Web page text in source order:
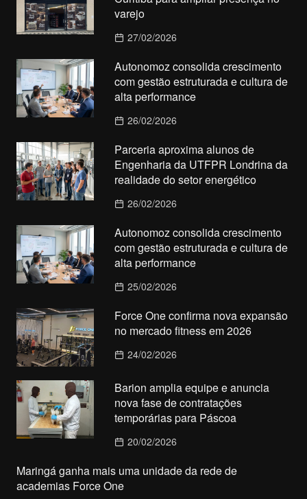
varejo
27/02/2026
Autonomoz consolida crescimento
com gestão estruturada e cultura de
alta performance
26/02/2026
Parceria aproxima alunos de
Engenharia da UTFPR Londrina da
realidade do setor energético
26/02/2026
Autonomoz consolida crescimento
com gestão estruturada e cultura de
alta performance
25/02/2026
Force One confirma nova expansão
no mercado fitness em 2026
24/02/2026
Barion amplia equipe e anuncia
nova fase de contratações
temporárias para Páscoa
20/02/2026
Maringá ganha mais uma unidade da rede de
academias Force One